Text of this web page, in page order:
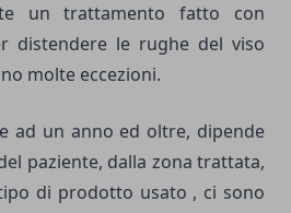
un trattamento fatto con
distendere le rughe del viso
molte eccezioni.
ad un anno ed oltre, dipende
paziente, dalla zona trattata,
di prodotto usato , ci sono